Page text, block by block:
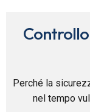
Controllo
Perché la
nel tempo